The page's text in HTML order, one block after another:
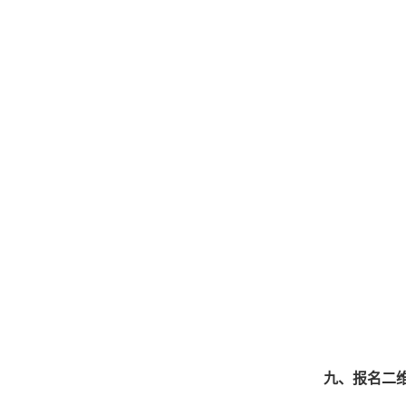
九、报名二